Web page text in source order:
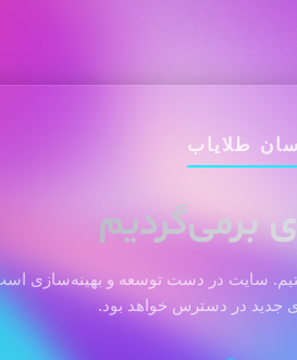
سان طلایاب
برمی‌گردیم
سایت در دست توسعه و بهینه‌سازی
جدید در دسترس خواهد بود.